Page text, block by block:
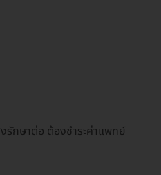
รักษาต่อ ต้องชำระค่าแพทย์